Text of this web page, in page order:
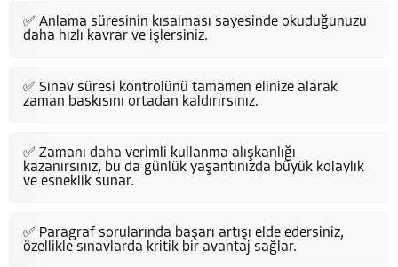
✅ Anlama süresinin kısalması sayesinde okuduğunuzu
daha hızlı kavrar ve işlersiniz.
✅ Sınav süresi kontrolünü tamamen elinize alarak
zaman baskısını ortadan kaldırırsınız.
✅ Zamanı daha verimli kullanma alışkanlığı
kazanırsınız, bu da günlük yaşantınızda büyük kolaylık
ve esneklik sunar.
✅ Paragraf sorularında başarı artışı elde edersiniz,
özellikle sınavlarda kritik bir avantaj sağlar.